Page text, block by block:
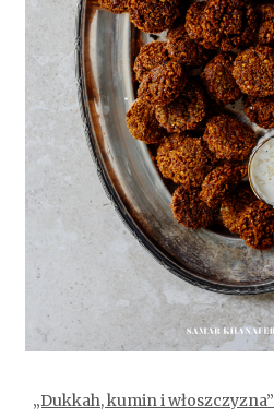
„Dukkah, kumin i włoszczyzna”